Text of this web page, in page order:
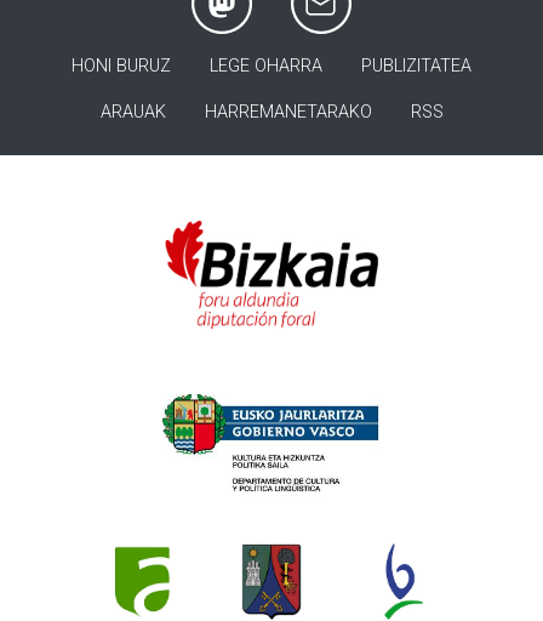
HONI BURUZ LEGE OHARRA PUBLIZITATEA
ARAUAK HARREMANETARAKO RSS